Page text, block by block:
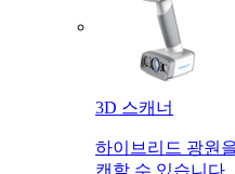
3D 스캐너
하이브리드 광원
캔할 수 있습니다